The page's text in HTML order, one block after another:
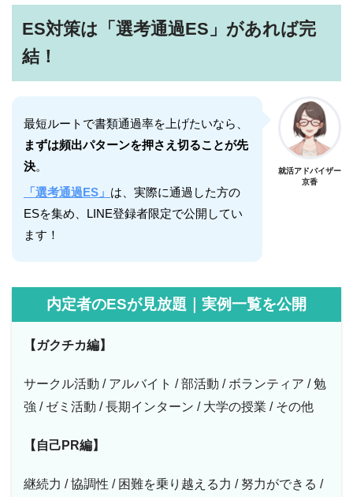
ES対策は「選考通過ES」があれば完
結！
最短ルートで書類通過率を上げたいなら、
まずは頻出パターンを押さえ切ることが先
決。
「選考通過ES」 は、実際に通過した方の
ESを集め、LINE登録者限定で公開してい
ます！
就活アドバイザー
京香
内定者のESが見放題｜実例一覧を公開
【ガクチカ編】
サークル活動 / アルバイト / 部活動 / ボランティア / 勉
強 / ゼミ活動 / 長期インターン / 大学の授業 / その他
【自己PR編】
継続力 / 協調性 / 困難を乗り越える力 / 努力ができる /